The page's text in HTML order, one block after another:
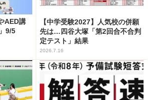
AED講
9/5
【中学受験2027】人気校の併願
先は…四谷大塚「第2回合不合判
定テスト」結果
2026.7.16